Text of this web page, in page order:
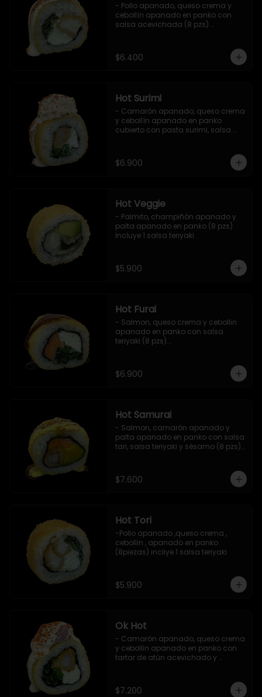
- Pollo apanado, queso crema y
cebollín apanado en panko con
salsa acevichada (8 pzs).
$6.400
Hot Surimi
- Camarón apanado, queso crema
y cebollín apanado en panko
cubierto con pasta surimi, salsa
$6.900
Hot Veggie
- Palmito, champiñón apanado y
palta apanado en panko (8 pzs).
Incluye 1 salsa teriyaki.
$5.900
Hot Furai
- Salmon, queso crema y cebollin
apanado en panko con salsa
teriyaki (8 pzs).
$6.900
Hot Samurai
- Salmon, camarón apanado y
palta apanado en panko con salsa
tari, salsa teriyaki y sésamo (8 pzs).
$7.600
Hot Tori
-Pollo apanado ,queso crema ,
cebollin , apanado en panko
(8piezas) incliye 1 salsa teriyaki
$5.900
Ok Hot
- Camarón apanado, queso crema
y cebollin apanado en panko con
tartar de atún acevichado y
$7.200